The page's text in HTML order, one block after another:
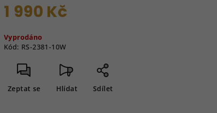
1 990 Kč
cena:
Vyprodáno
Kód: RS-2381-10W
Zeptat se Hlídat Sdílet